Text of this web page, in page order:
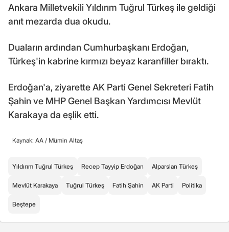
Ankara Milletvekili Yıldırım Tuğrul Türkeş ile geldiği
anıt mezarda dua okudu.
Duaların ardından Cumhurbaşkanı Erdoğan,
Türkeş'in kabrine kırmızı beyaz karanfiller bıraktı.
Erdoğan'a, ziyarette AK Parti Genel Sekreteri Fatih
Şahin ve MHP Genel Başkan Yardımcısı Mevlüt
Karakaya da eşlik etti.
Kaynak: AA / Mümin Altaş
Yıldırım Tuğrul Türkeş Recep Tayyip Erdoğan Alparslan Türkeş
Mevlüt Karakaya Tuğrul Türkeş Fatih Şahin AK Parti Politika
Beştepe